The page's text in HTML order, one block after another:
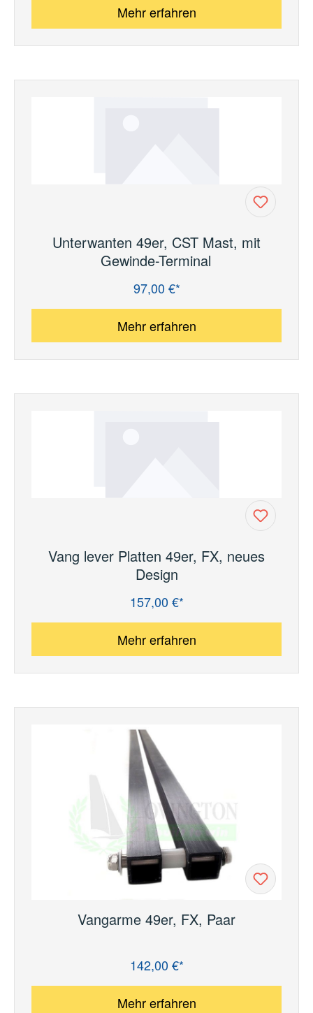
Mehr erfahren
Unterwanten 49er, CST Mast, mit
Gewinde-Terminal
97,00 €*
Mehr erfahren
Vang lever Platten 49er, FX, neues
Design
157,00 €*
Mehr erfahren
Vangarme 49er, FX, Paar
142,00 €*
Mehr erfahren